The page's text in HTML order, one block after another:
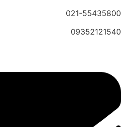
021-55435800
09352121540